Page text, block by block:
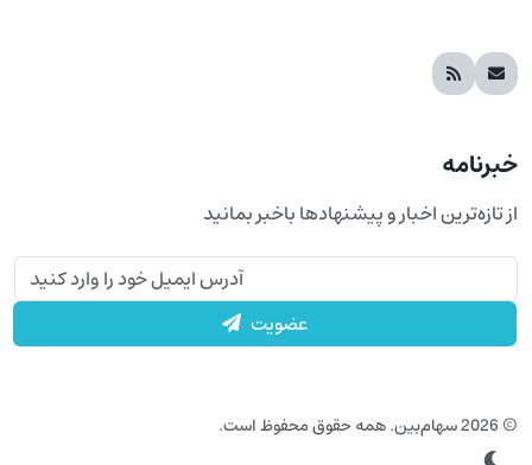
خبرنامه
از تازه‌ترین اخبار و پیشنهادها باخبر بمانید
عضویت
© 2026 سهام‌بین. همه حقوق محفوظ است.